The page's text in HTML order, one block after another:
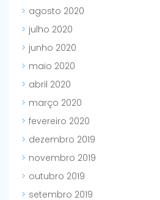
agosto 2020
julho 2020
junho 2020
maio 2020
abril 2020
março 2020
fevereiro 2020
dezembro 2019
novembro 2019
outubro 2019
setembro 2019